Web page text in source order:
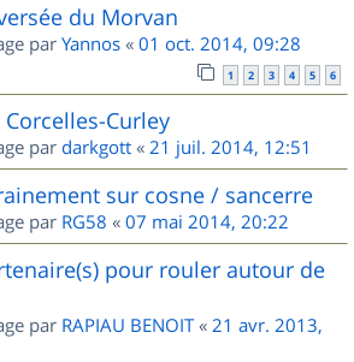
du Morvan
par Yannos « 01 oct. 2014, 09:28
1 2 3 4 5 6
Curley
par darkgott « 21 juil. 2014, 12:51
sur cosne / sancerre
par RG58 « 07 mai 2014, 20:22
pour rouler autour de
par RAPIAU BENOIT« 21 avr. 2013,